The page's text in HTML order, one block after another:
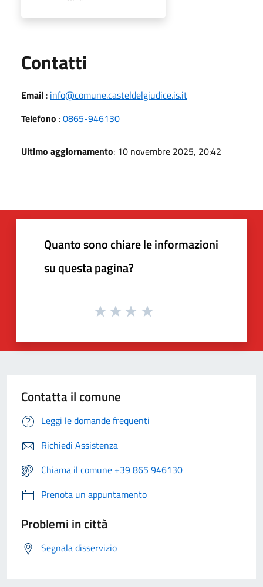
Contatti
Email : info@comune.casteldelgiudice.is.it
Telefono :0865-946130
Ultimo aggiornamento: 10 novembre 2025, 20:42
Quanto sono chiare le informazioni
su questa pagina?
Contatta il comune
Leggi le domande frequenti
Richiedi Assistenza
Chiama il comune +39 865 946130
Prenota un appuntamento
Problemi in città
Segnala disservizio